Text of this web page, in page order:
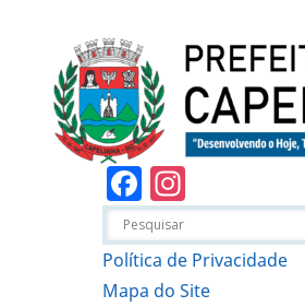
Facebook
Política de Privacidade
Mapa do Site